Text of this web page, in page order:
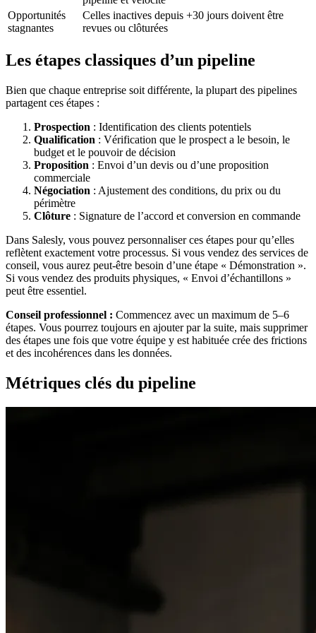
Opportunités
stagnantes
Celles inactives depuis +30 jours doivent être
revues ou clôturées
Les étapes classiques d’un pipeline
Bien que chaque entreprise soit différente, la plupart des pipelines
partagent ces étapes :
Prospection : Identification des clients potentiels
Qualification : Vérification que le prospect a le besoin, le
budget et le pouvoir de décision
Proposition : Envoi d’un devis ou d’une proposition
commerciale
Négociation : Ajustement des conditions, du prix ou du
périmètre
Clôture : Signature de l’accord et conversion en commande
Dans Salesly, vous pouvez personnaliser ces étapes pour qu’elles
reflètent exactement votre processus. Si vous vendez des services de
conseil, vous aurez peut-être besoin d’une étape « Démonstration ».
Si vous vendez des produits physiques, « Envoi d’échantillons »
peut être essentiel.
Conseil professionnel : Commencez avec un maximum de 5–6
étapes. Vous pourrez toujours en ajouter par la suite, mais supprimer
des étapes une fois que votre équipe y est habituée crée des frictions
et des incohérences dans les données.
Métriques clés du pipeline